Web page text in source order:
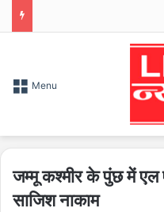
Menu
जम्मू कश्मीर के पुंछ में
साजिश नाकाम